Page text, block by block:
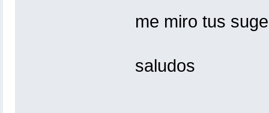
me miro tus
saludos